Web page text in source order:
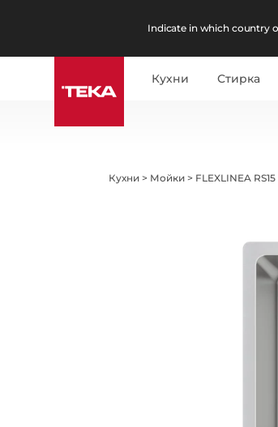
Indicate in which country
Кухни Стирка
Кухни > Мойки > FLEXLINEA